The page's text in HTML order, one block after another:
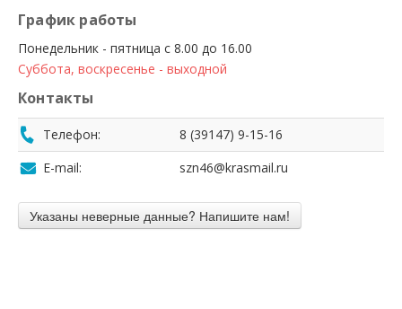
График работы
Понедельник - пятница с 8.00 до 16.00
Суббота, воскресенье - выходной
Контакты
Телефон:
8 (39147) 9-15-16
E-mail:
szn46@krasmail.ru